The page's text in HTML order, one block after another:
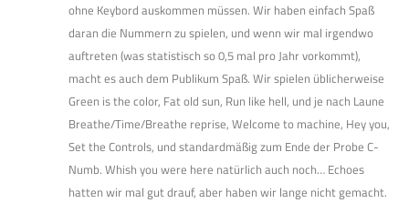
ohne Keybord auskommen müssen. Wir haben einfach Spaß
daran die Nummern zu spielen, und wenn wir mal irgendwo
auftreten (was statistisch so 0,5 mal pro Jahr vorkommt),
macht es auch dem Publikum Spaß. Wir spielen üblicherweise
Green is the color, Fat old sun, Run like hell, und je nach Laune
Breathe/Time/Breathe reprise, Welcome to machine, Hey you,
Set the Controls, und standardmäßig zum Ende der Probe C-
Numb. Whish you were here natürlich auch noch… Echoes
hatten wir mal gut drauf, aber haben wir lange nicht gemacht.